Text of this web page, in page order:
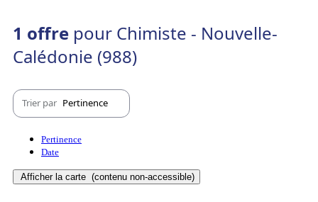
1 offre pour Chimiste - Nouvelle-
Calédonie (988)
Trier par Pertinence
Pertinence
Date
Afficher la carte (contenu non-accessible)